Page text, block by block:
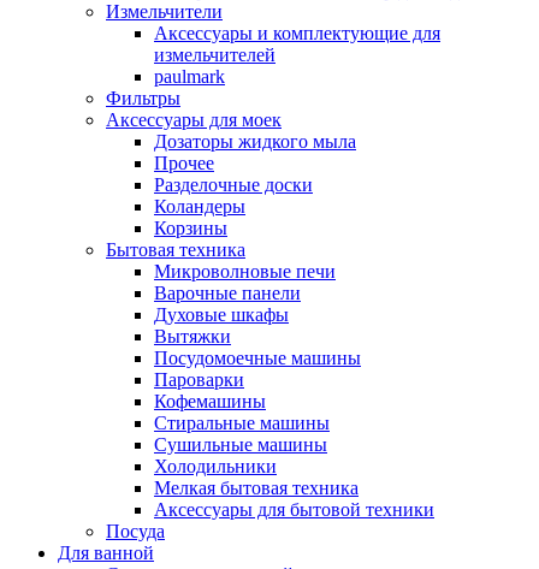
Измельчители
Аксессуары и комплектующие для
измельчителей
paulmark
Фильтры
Аксессуары для моек
Дозаторы жидкого мыла
Прочее
Разделочные доски
Коландеры
Корзины
Бытовая техника
Микроволновые печи
Варочные панели
Духовые шкафы
Вытяжки
Посудомоечные машины
Пароварки
Кофемашины
Стиральные машины
Сушильные машины
Холодильники
Мелкая бытовая техника
Аксессуары для бытовой техники
Посуда
Для ванной